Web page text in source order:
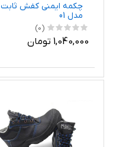
چکمه ایمنی کفش ثابت
مدل 01
(0)
1,040,000 تومان